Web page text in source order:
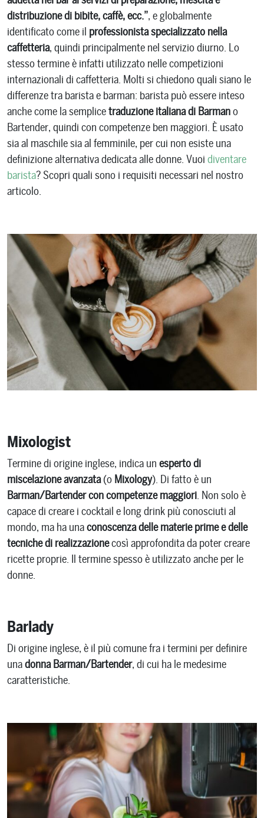
distribuzione di bibite, caffè, ecc.”, e globalmente
identificato come il professionista specializzato nella
caffetteria, quindi principalmente nel servizio diurno. Lo
stesso termine è infatti utilizzato nelle competizioni
internazionali di caffetteria. Molti si chiedono quali siano le
differenze tra barista e barman: barista può essere inteso
anche come la semplicetraduzione italiana di Barmano
Bartender, quindi con competenze ben maggiori. È usato
sia al maschile sia al femminile, per cui non esiste una
definizione alternativa dedicata alle donne. Vuoi diventare
barista? Scopri quali sono i requisiti necessari nel nostro
articolo.
Mixologist
Termine di origine inglese, indica un esperto di
miscelazione avanzata(o Mixology). Di fatto è un
Barman/Bartender con competenze maggiori. Non solo è
capace di creare i cocktail e long drink più conosciuti al
mondo, ma ha unaconoscenza delle materie prime e delle
tecniche di realizzazionecosì approfondita da poter creare
ricette proprie. Il termine spesso è utilizzato anche per le
donne.
Barlady
Di origine inglese, è il più comune fra i termini per definire
unadonna Barman/Bartender, di cui ha le medesime
caratteristiche.